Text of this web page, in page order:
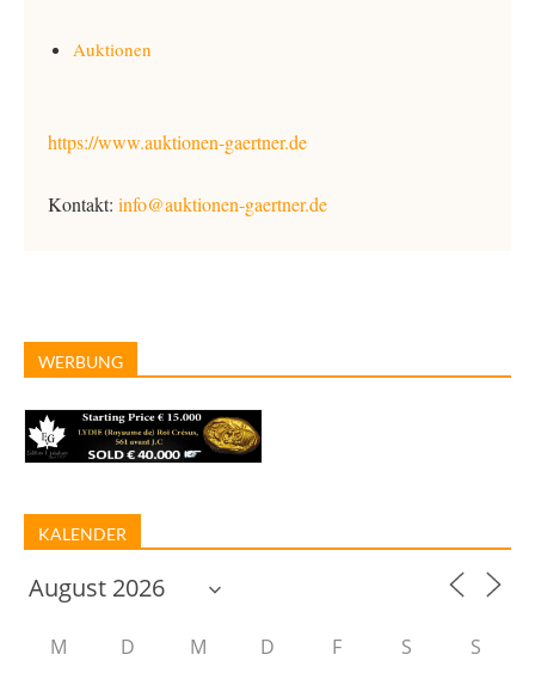
Auktionen
https://www.auktionen-gaertner.de
Kontakt: info@auktionen-gaertner.de
WERBUNG
KALENDER
M D M D F S S